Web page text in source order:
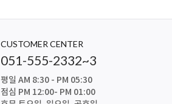
CUSTOMER CENTER
051-555-2332~3
평일 AM 8:30 - PM 05:30
점심 PM 12:00- PM 01:00